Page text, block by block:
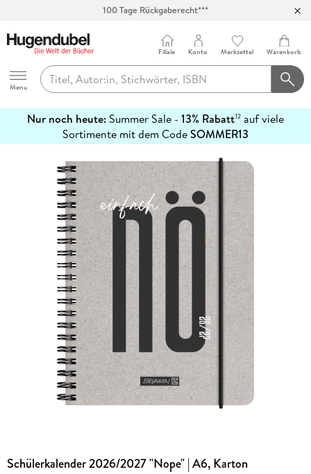
Hugendubel
Menu
Filiale Konto Merkzettel Warenkorb
Nur noch heute: Summer Sale - 13% Rabatt12 auf viele
Sortimente mit dem CodeSOMMER13
erfahren
Schülerkalender 2026/2027 "Nope" | A6, Karton